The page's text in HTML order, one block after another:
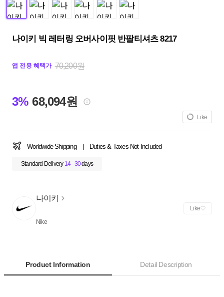
나이키 빅 레터링 오버사이핏 반팔티셔츠 8217
앱 전용 혜택가 70,200원
3% 68,094원
Like
Worldwide Shipping Duties & Taxes Not Included
Standard Delivery 14 - 30days
나이키
Nike
Like
Product Information Detail Description